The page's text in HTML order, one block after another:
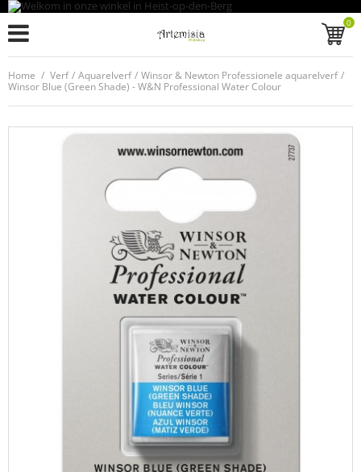
0
Home / Verf / Aquarelverf / Winsor & Newton Professionele aquarelverf /
Winsor Blue (Green Shade) - W&N Professional Water Colour